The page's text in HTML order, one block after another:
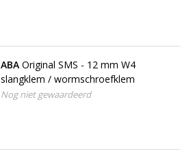
ABA Original SMS - 12 mm W4
slangklem / wormschroefklem
Nog niet gewaardeerd